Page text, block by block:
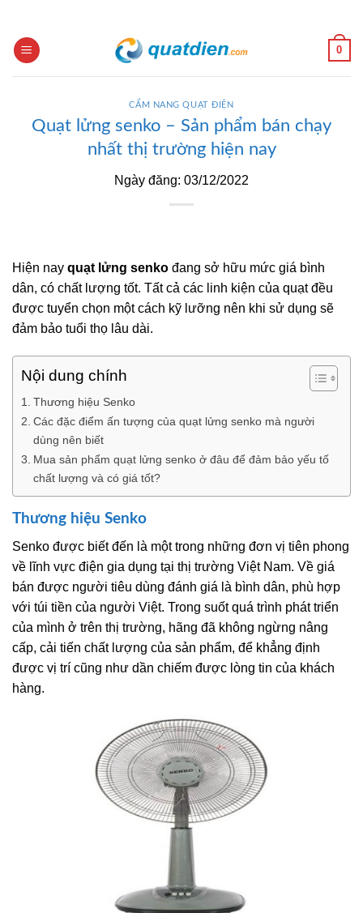
content
0
CẨM NANG QUẠT ĐIỆN
Quạt lửng senko – Sản phẩm bán chạy
nhất thị trường hiện nay
Ngày đăng: 03/12/2022
Hiện nay quạt lửng senko đang sở hữu mức giá bình
dân, có chất lượng tốt. Tất cả các linh kiện của quạt đều
được tuyển chọn một cách kỹ lưỡng nên khi sử dụng sẽ
đảm bảo tuổi thọ lâu dài.
Nội dung chính
Thương hiệu Senko
Các đặc điểm ấn tượng của quạt lửng senko mà người
dùng nên biết
Mua sản phẩm quạt lửng senko ở đâu để đảm bảo yếu tố
chất lượng và có giá tốt?
Thương hiệu Senko
Senko được biết đến là một trong những đơn vị tiên phong
về lĩnh vực điện gia dụng tại thị trường Việt Nam. Về giá
bán được người tiêu dùng đánh giá là bình dân, phù hợp
với túi tiền của người Việt. Trong suốt quá trình phát triển
của mình ở trên thị trường, hãng đã không ngừng nâng
cấp, cải tiến chất lượng của sản phẩm, để khẳng định
được vị trí cũng như dần chiếm được lòng tin của khách
hàng.